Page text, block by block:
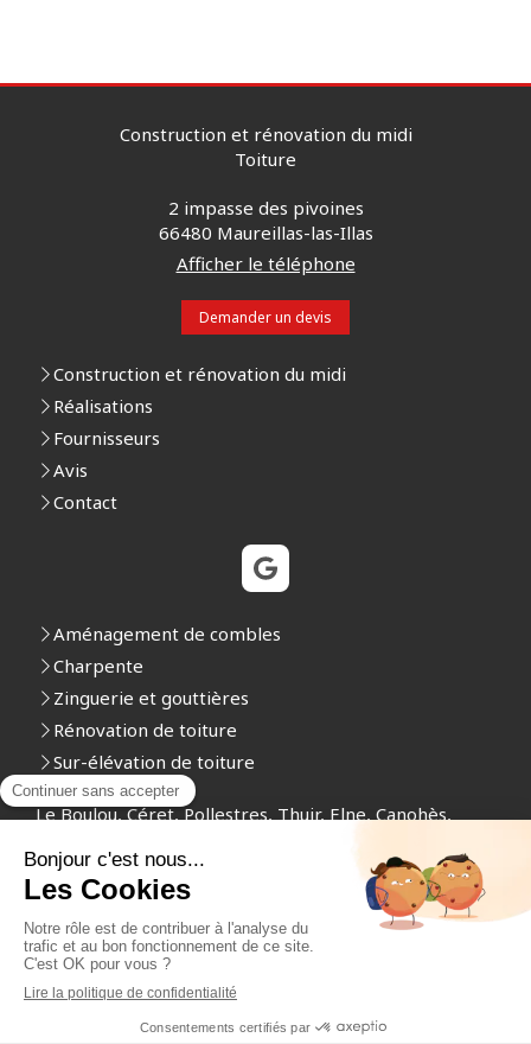
Construction et rénovation du midi
Toiture
2 impasse des pivoines
66480 Maureillas-las-Illas
Afficher le téléphone
Demander un devis
Construction et rénovation du midi
Réalisations
Fournisseurs
Avis
Contact
Aménagement de combles
Charpente
Zinguerie et gouttières
Rénovation de toiture
Sur-élévation de toiture
Le Boulou, Céret, Pollestres, Thuir, Elne, Canohès,
Le Soler, Perpignan
Plan du site
Mentions légales
Création et référencement du site par Simplébo